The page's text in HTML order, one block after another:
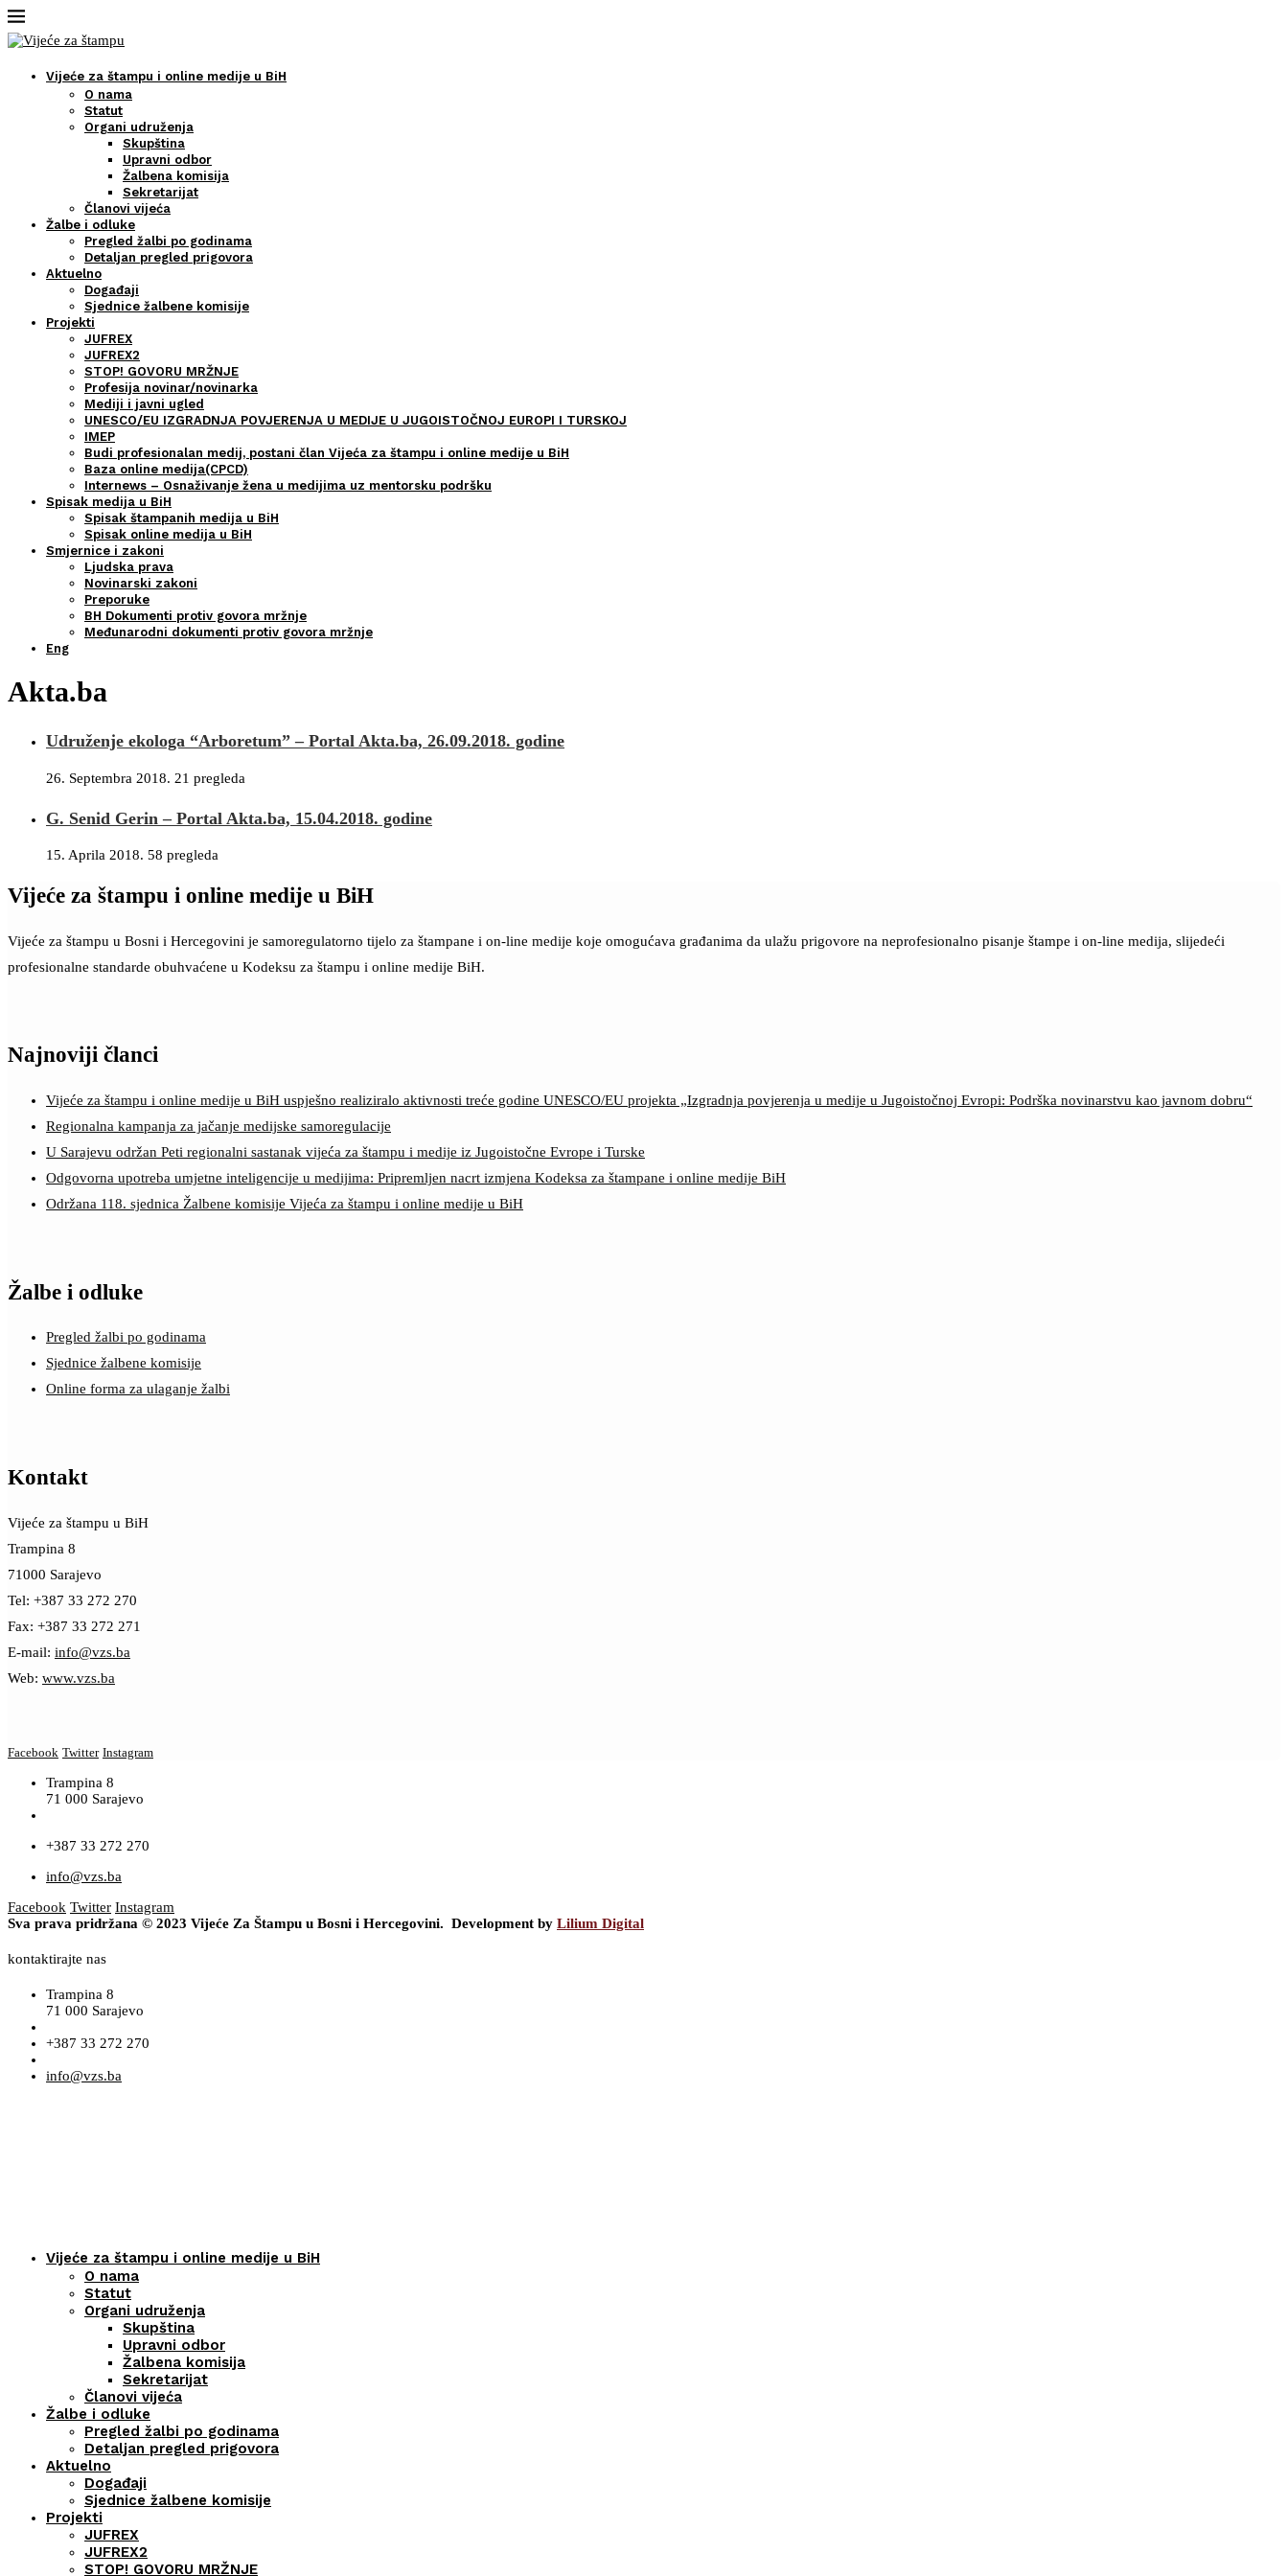
Vijeće za štampu i online medije u BiH
O nama
Statut
Organi udruženja
Skupština
Upravni odbor
Žalbena komisija
Sekretarijat
Članovi vijeća
Žalbe i odluke
Pregled žalbi po godinama
Detaljan pregled prigovora
Aktuelno
Događaji
Sjednice žalbene komisije
Projekti
JUFREX
JUFREX2
STOP! GOVORU MRŽNJE
Profesija novinar/novinarka
Mediji i javni ugled
UNESCO/EU IZGRADNJA POVJERENJA U MEDIJE U JUGOISTOČNOJ EUROPI I TURSKOJ
IMEP
Budi profesionalan medij, postani član Vijeća za štampu i online medije u BiH
Baza online medija(CPCD)
Internews – Osnaživanje žena u medijima uz mentorsku podršku
Spisak medija u BiH
Spisak štampanih medija u BiH
Spisak online medija u BiH
Smjernice i zakoni
Ljudska prava
Novinarski zakoni
Preporuke
BH Dokumenti protiv govora mržnje
Međunarodni dokumenti protiv govora mržnje
Eng
Akta.ba
Udruženje ekologa “Arboretum” – Portal Akta.ba, 26.09.2018. godine
26. Septembra 2018. 21 pregleda
G. Senid Gerin – Portal Akta.ba, 15.04.2018. godine
15. Aprila 2018. 58 pregleda
Vijeće za štampu i online medije u BiH
Vijeće za štampu u Bosni i Hercegovini je samoregulatorno tijelo za štampane i on-line medije koje omogućava građanima da ulažu prigovore na neprofesionalno pisanje štampe i on-line medija, slijedeći
profesionalne standarde obuhvaćene u Kodeksu za štampu i online medije BiH.
Najnoviji članci
Vijeće za štampu i online medije u BiH uspješno realiziralo aktivnosti treće godine UNESCO/EU projekta „Izgradnja povjerenja u medije u Jugoistočnoj Evropi: Podrška novinarstvu kao javnom dobru“
Regionalna kampanja za jačanje medijske samoregulacije
U Sarajevu održan Peti regionalni sastanak vijeća za štampu i medije iz Jugoistočne Evrope i Turske
Odgovorna upotreba umjetne inteligencije u medijima: Pripremljen nacrt izmjena Kodeksa za štampane i online medije BiH
Održana 118. sjednica Žalbene komisije Vijeća za štampu i online medije u BiH
Žalbe i odluke
Pregled žalbi po godinama
Sjednice žalbene komisije
Online forma za ulaganje žalbi
Kontakt
Vijeće za štampu u BiH
Trampina 8
71000 Sarajevo
Tel: +387 33 272 270
Fax: +387 33 272 271
E-mail: info@vzs.ba
Web: www.vzs.ba
Facebook Twitter Instagram
Trampina 8
71 000 Sarajevo
+387 33 272 270
info@vzs.ba
Facebook Twitter Instagram
Sva prava pridržana © 2023 Vijeće Za Štampu u Bosni i Hercegovini. Development by Lilium Digital
kontaktirajte nas
Trampina 8
71 000 Sarajevo
+387 33 272 270
info@vzs.ba
Vijeće za štampu i online medije u BiH
O nama
Statut
Organi udruženja
Skupština
Upravni odbor
Žalbena komisija
Sekretarijat
Članovi vijeća
Žalbe i odluke
Pregled žalbi po godinama
Detaljan pregled prigovora
Aktuelno
Događaji
Sjednice žalbene komisije
Projekti
JUFREX
JUFREX2
STOP! GOVORU MRŽNJE